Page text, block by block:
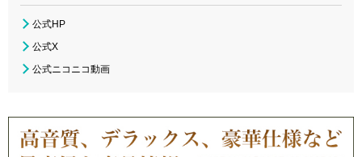
公式HP
公式X
公式ニコニコ動画